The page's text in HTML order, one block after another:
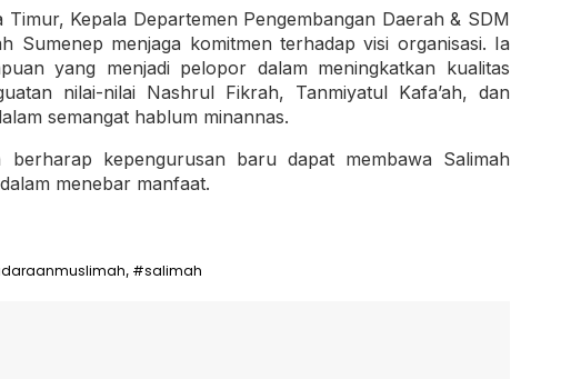
Kepala Departemen Pengembangan Daerah & SDM
Sumenep menjaga komitmen terhadap visi organisasi. Ia
yang menjadi pelopor dalam meningkatkan kualitas
nilai-nilai Nashrul Fikrah, Tanmiyatul Kafa’ah, dan
semangat hablum minannas.
kepengurusan baru dapat membawa Salimah
menebar manfaat.
, #salimah